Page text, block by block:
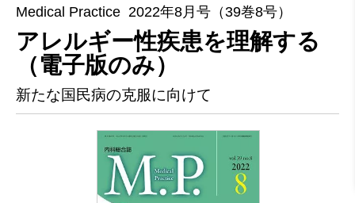
Medical Practice 2022年8月号（39巻8号）
アレルギー性疾患を理解する
（電子版のみ）
新たな国民病の克服に向けて